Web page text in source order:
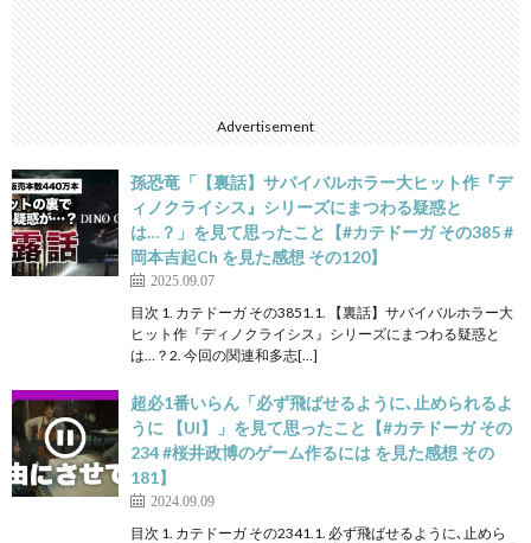
Advertisement
孫恐竜「【裏話】サバイバルホラー大ヒット作『デ
ィノクライシス』シリーズにまつわる疑惑と
は…？」を見て思ったこと【#カテドーガ その385 #
岡本吉起Ch を見た感想 その120】
2025.09.07
目次 1. カテドーガ その3851.1. 【裏話】サバイバルホラー大
ヒット作『ディノクライシス』シリーズにまつわる疑惑と
は…？2. 今回の関連和多志[…]
超必1番いらん「必ず飛ばせるように､止められるよ
うに 【UI】」を見て思ったこと【#カテドーガ その
234 #桜井政博のゲーム作るには を見た感想 その
181】
2024.09.09
目次 1. カテドーガ その2341.1. 必ず飛ばせるように､止めら